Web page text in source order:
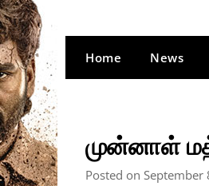
Home News
முன்னாள்
Posted on September